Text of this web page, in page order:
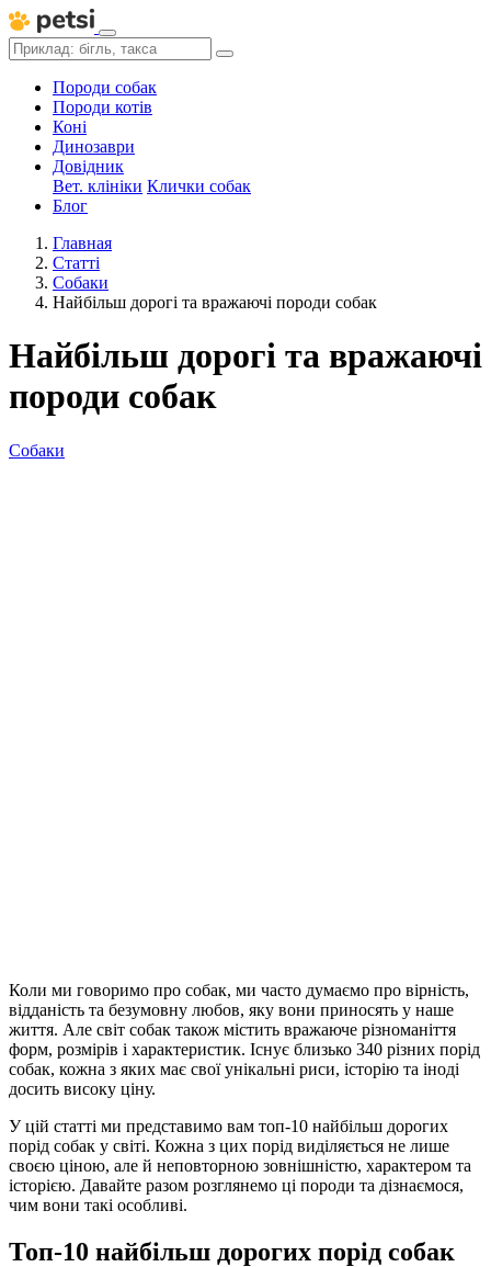
Породи собак
Породи котів
Коні
Динозаври
Довідник
Вет. клініки Клички собак
Блог
Главная
Статті
Собаки
Найбільш дорогі та вражаючі породи собак
Найбільш дорогі та вражаючі
породи собак
Собаки
Коли ми говоримо про собак, ми часто думаємо про вірність,
відданість та безумовну любов, яку вони приносять у наше
життя. Але світ собак також містить вражаюче різноманіття
форм, розмірів і характеристик. Існує близько 340 різних порід
собак, кожна з яких має свої унікальні риси, історію та іноді
досить високу ціну.
У цій статті ми представимо вам топ-10 найбільш дорогих
порід собак у світі. Кожна з цих порід виділяється не лише
своєю ціною, але й неповторною зовнішністю, характером та
історією. Давайте разом розглянемо ці породи та дізнаємося,
чим вони такі особливі.
Топ-10 найбільш дорогих порід собак